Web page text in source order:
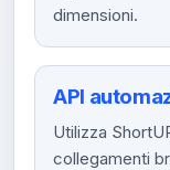
dimensioni.
API
Utilizza
collegamenti